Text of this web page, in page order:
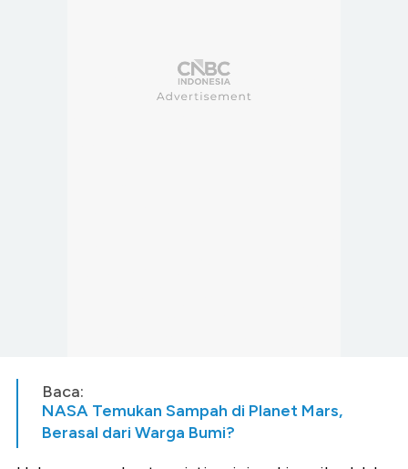
Baca:
NASA Temukan Sampah di Planet Mars,
Berasal dari Warga Bumi?